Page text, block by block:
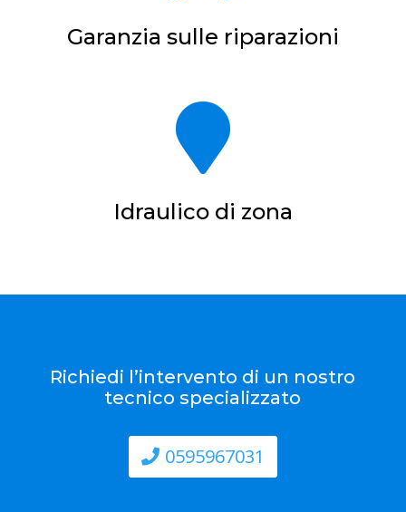
Garanzia sulle riparazioni

Idraulico di zona
Richiedi l’intervento di un nostro
tecnico specializzato
0595967031